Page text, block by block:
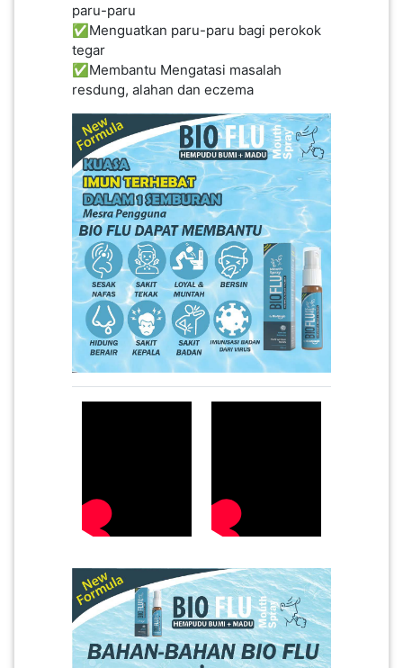
paru-paru
✅Menguatkan paru-paru bagi perokok
tegar
✅Membantu Mengatasi masalah
resdung, alahan dan eczema
BENDA(1)
KEPERLUAN(16)
SELECT NEGERI
SELANGOR(37)
PAHANG(13)
SEMBILAN(10)
KEDAH(13)
TERENGGANU(12)